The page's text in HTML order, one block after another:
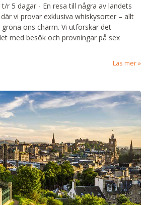
t/r 5 dagar - En resa till några av landets
vi provar exklusiva whiskysorter – allt
öns charm. Vi utforskar det
med besök och provningar på sex
Läs mer